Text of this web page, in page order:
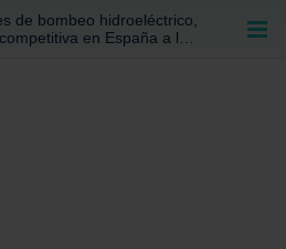
de bombeo hidroeléctrico,
en España a la